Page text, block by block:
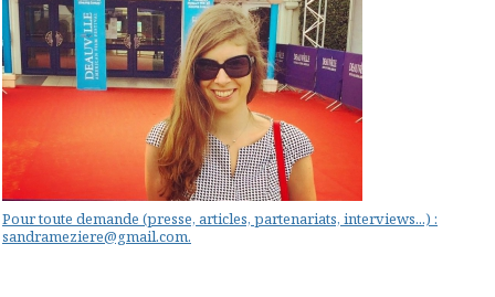
Pour toute demande (presse, articles, partenariats, interviews...) :
sandrameziere@gmail.com.